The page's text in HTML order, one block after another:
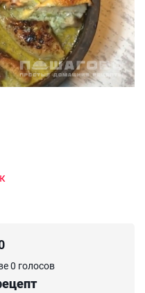
0 голосов